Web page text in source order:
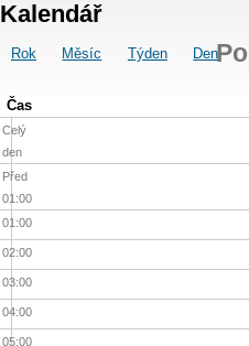
Kalendář
Rok Měsíc Týden Den
Čas
Celý
den
Před
01:00
01:00
02:00
03:00
04:00
05:00